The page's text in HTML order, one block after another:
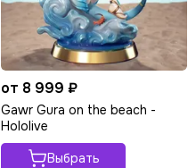
от 8 999 ₽
Gawr Gura on the beach -
Hololive
Выбрать